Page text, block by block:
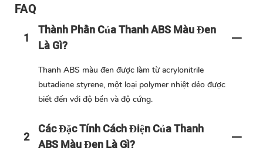
FAQ
1
Thành Phần Của Thanh ABS Màu Đen
Là Gì?
Thanh ABS màu đen được làm từ acrylonitrile
butadiene styrene, một loại polymer nhiệt dẻo được
biết đến với độ bền và độ cứng.
2 Các Đặc Tính Cách Điện Của Thanh
ABS Màu Đen Là Gì?